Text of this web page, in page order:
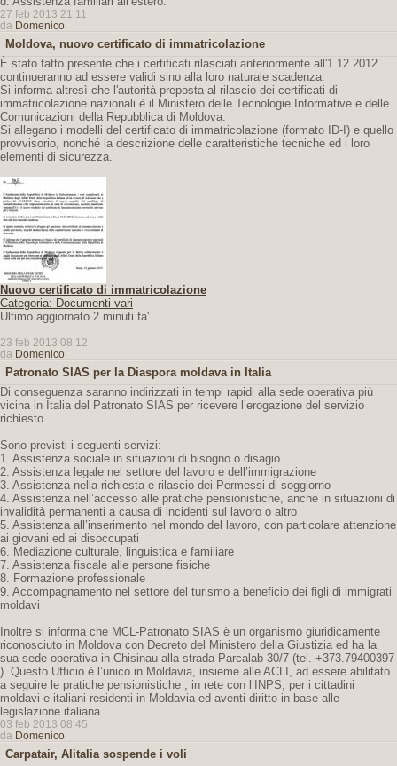
27 feb 2013 21:11
da Domenico
Moldova, nuovo certificato di immatricolazione
È stato fatto presente che i certificati rilasciati anteriormente all'1.12.2012
continueranno ad essere validi sino alla loro naturale scadenza.
Si informa altresì che l'autorità preposta al rilascio dei certificati di
immatricolazione nazionali è il Ministero delle Tecnologie Informative e delle
Comunicazioni della Repubblica di Moldova.
Si allegano i modelli del certificato di immatricolazione (formato ID-I) e quello
provvisorio, nonché la descrizione delle caratteristiche tecniche ed i loro
elementi di sicurezza.
Nuovo certificato di immatricolazione
Categoria: Documenti vari
Ultimo aggiornato 2 minuti fa'
23 feb 2013 08:12
da Domenico
Patronato SIAS per la Diaspora moldava in Italia
Di conseguenza saranno indirizzati in tempi rapidi alla sede operativa più
vicina in Italia del Patronato SIAS per ricevere l’erogazione del servizio
richiesto.
Sono previsti i seguenti servizi:
1. Assistenza sociale in situazioni di bisogno o disagio
2. Assistenza legale nel settore del lavoro e dell’immigrazione
3. Assistenza nella richiesta e rilascio dei Permessi di soggiorno
4. Assistenza nell’accesso alle pratiche pensionistiche, anche in situazioni di
invalidità permanenti a causa di incidenti sul lavoro o altro
5. Assistenza all’inserimento nel mondo del lavoro, con particolare attenzione
ai giovani ed ai disoccupati
6. Mediazione culturale, linguistica e familiare
7. Assistenza fiscale alle persone fisiche
8. Formazione professionale
9. Accompagnamento nel settore del turismo a beneficio dei figli di immigrati
moldavi
Inoltre si informa che MCL-Patronato SIAS è un organismo giuridicamente
riconosciuto in Moldova con Decreto del Ministero della Giustizia ed ha la
sua sede operativa in Chisinau alla strada Parcalab 30/7 (tel. +373.79400397
). Questo Ufficio è l’unico in Moldavia, insieme alle ACLI, ad essere abilitato
a seguire le pratiche pensionistiche , in rete con l’INPS, per i cittadini
moldavi e italiani residenti in Moldavia ed aventi diritto in base alle
legislazione italiana.
03 feb 2013 08:45
da Domenico
Carpatair, Alitalia sospende i voli